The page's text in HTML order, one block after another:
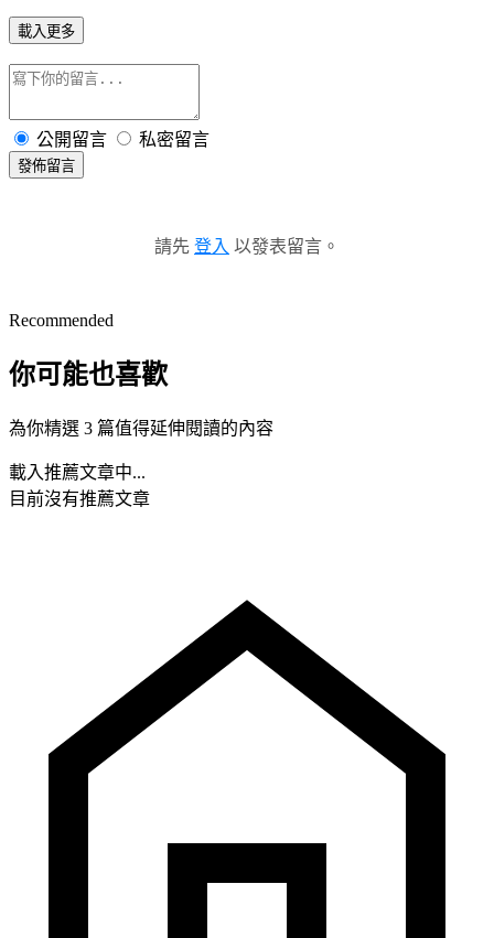
載入更多
公開留言 私密留言
發佈留言
請先 登入 以發表留言。
Recommended
你可能也喜歡
為你精選 3 篇值得延伸閱讀的內容
載入推薦文章中...
目前沒有推薦文章